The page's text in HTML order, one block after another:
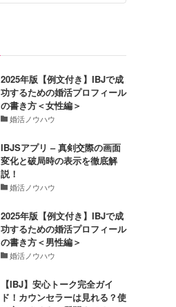
2025年版【例文付き】IBJで成
功するための婚活プロフィール
の書き方＜女性編＞
婚活ノウハウ
IBJSアプリ – 真剣交際の画面
変化と破局時の表示を徹底解
説！
婚活ノウハウ
2025年版【例文付き】IBJで成
功するための婚活プロフィール
の書き方＜男性編＞
婚活ノウハウ
【IBJ】安心トーク完全ガイ
ド！カウンセラーは見れる？使